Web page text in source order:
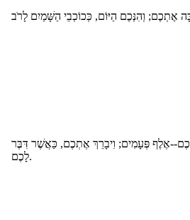
אֶלֶף פְּעָמִים; וִיבָרֵךְ אֶתְכֶם, כַּאֲשֶׁר דִּבֶּר
לָכֶם.